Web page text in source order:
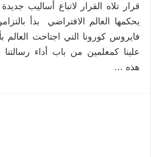
قرار تلاه القرار لاتباع أساليب
يحكمها العالم الافتراضي بدأ
فايروس كورونا التي اجتاحت العالم
علينا كمعلمين من باب أداء
هذه …